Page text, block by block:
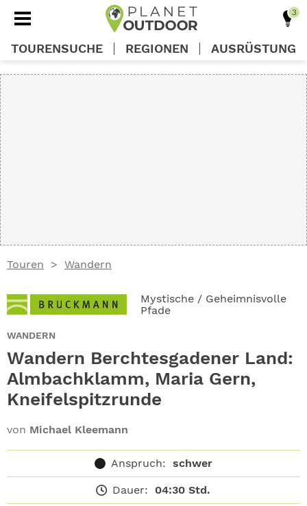
Touren Wandern
Mystische / Geheimnisvolle
Pfade
WANDERN
Wandern Berchtesgadener Land:
Almbachklamm, Maria Gern,
Kneifelspitzrunde
von Michael Kleemann
Anspruch: schwer
Dauer: 04:30 Std.
TOURENSUCHE REGIONEN AUSRÜSTUNG
ABO
NEWSLETTER